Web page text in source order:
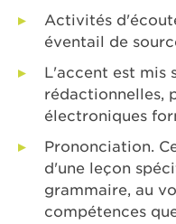
Activités
éventail de
L'accent est mis
rédactionnelles,
électroniques
Prononciation.
d'une leçon
grammaire, au
compétences